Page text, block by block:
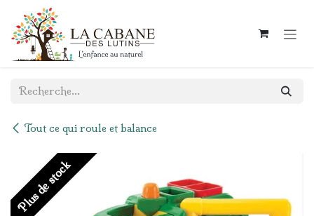
Se rendre au contenu
Tout ce qui roule et balance
Plus de stock